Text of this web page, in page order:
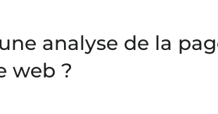
analyse de la
web ?